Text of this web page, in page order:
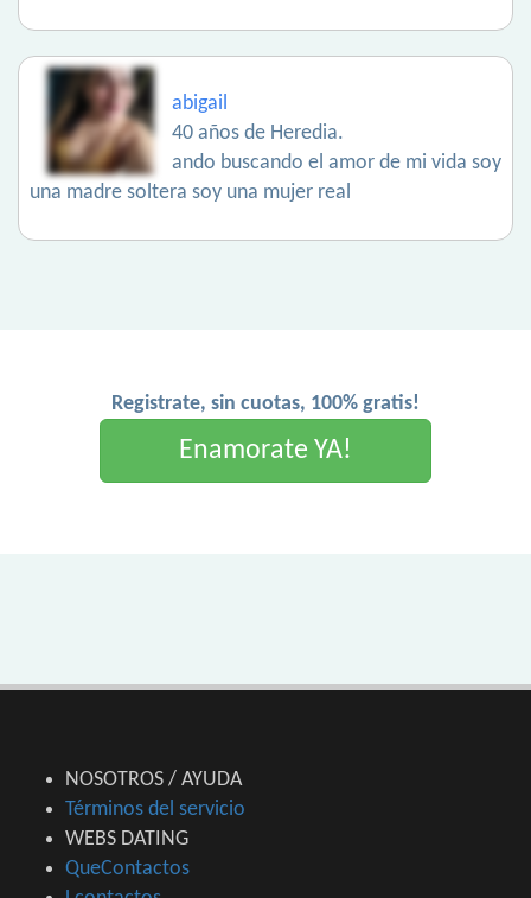
abigail
40 años de Heredia.
ando buscando el amor de mi vida soy
una madre soltera soy una mujer real
Registrate, sin cuotas, 100% gratis!
Enamorate YA!
NOSOTROS / AYUDA
Términos del servicio
WEBS DATING
QueContactos